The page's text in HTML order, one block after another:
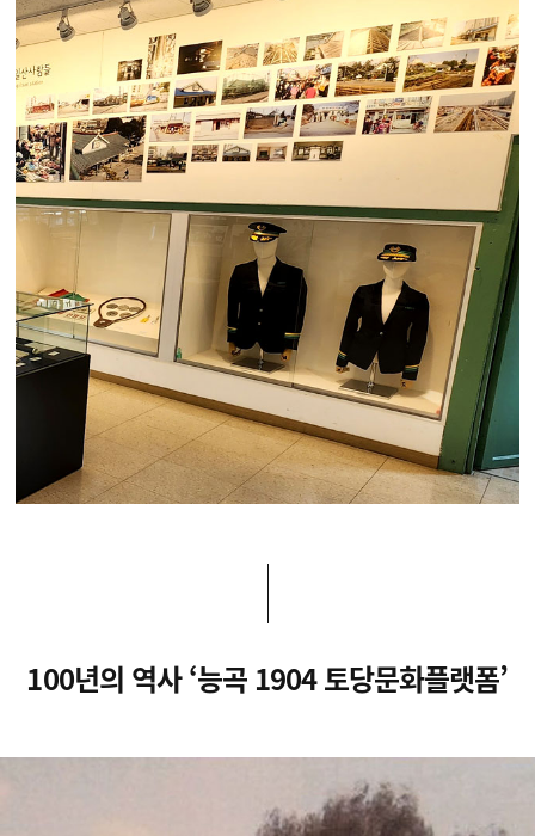
100년의 역사 ‘능곡 1904 토당문화플랫폼’